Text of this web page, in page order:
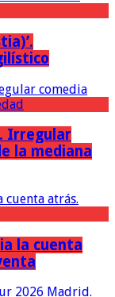
Irregular
la mediana
la cuenta